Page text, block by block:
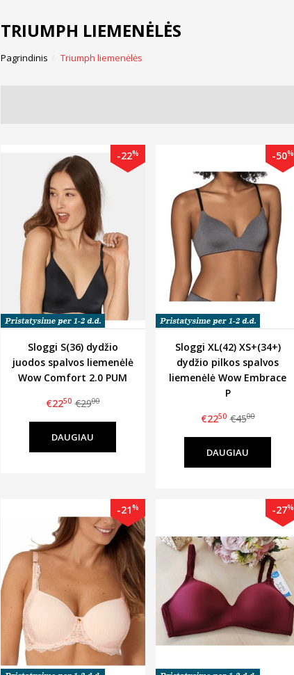
TRIUMPH LIEMENĖLĖS
Pagrindinis Triumph liemenėlės
-22%
Sloggi S(36) dydžio
juodos spalvos liemenėlė
Wow Comfort 2.0 PUM
€2250 €2900
DAUGIAU
-50%
Sloggi XL(42) XS+(34+)
dydžio pilkos spalvos
liemenėlė Wow Embrace
P
€2250 €4500
DAUGIAU
-21% -27%